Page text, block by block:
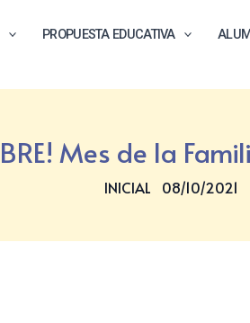
PROPUESTA EDUCATIVA
Mes de la
INICIAL 08/10/2021